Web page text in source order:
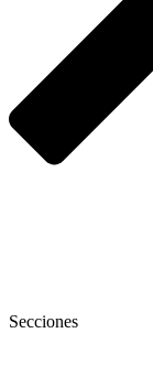
Secciones